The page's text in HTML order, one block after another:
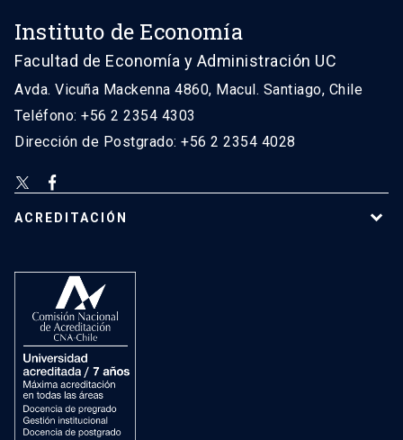
Instituto de Economía
Facultad de Economía y Administración UC
Avda. Vicuña Mackenna 4860, Macul. Santiago, Chile
Teléfono: +56 2 2354 4303
Dirección de Postgrado: +56 2 2354 4028
ACREDITACIÓN